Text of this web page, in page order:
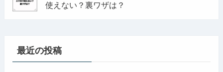
使えない？裏ワザは？
最近の投稿